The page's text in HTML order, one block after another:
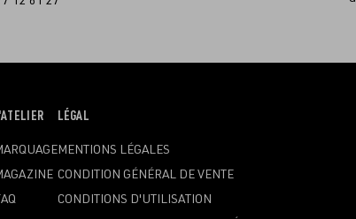
OUVRIR
MENU
LÉGAL
MENTIONS LÉGALES
CONDITION GÉNÉRAL DE VENTE
CONDITIONS D'UTILISATION